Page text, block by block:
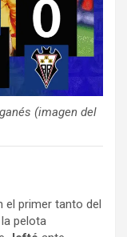
(imagen del
primer tanto del
pelota